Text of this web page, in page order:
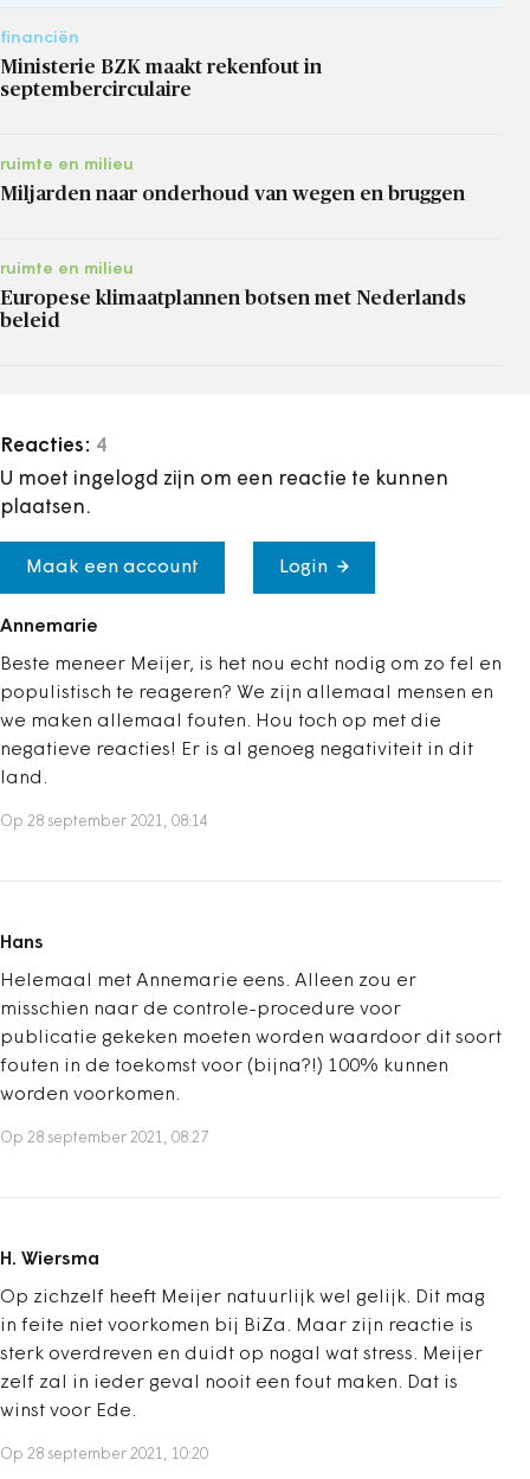
financiën
Ministerie BZK maakt rekenfout in
septembercirculaire
ruimte en milieu
Miljarden naar onderhoud van wegen en bruggen
ruimte en milieu
Europese klimaatplannen botsen met Nederlands
beleid
Reacties: 4
U moet ingelogd zijn om een reactie te kunnen
plaatsen.
Maak een account Login
Annemarie
Beste meneer Meijer, is het nou echt nodig om zo fel en
populistisch te reageren? We zijn allemaal mensen en
we maken allemaal fouten. Hou toch op met die
negatieve reacties! Er is al genoeg negativiteit in dit
land.
Op 28 september 2021, 08:14
Hans
Helemaal met Annemarie eens. Alleen zou er
misschien naar de controle-procedure voor
publicatie gekeken moeten worden waardoor dit soort
fouten in de toekomst voor (bijna?!) 100% kunnen
worden voorkomen.
Op 28 september 2021, 08:27
H. Wiersma
Op zichzelf heeft Meijer natuurlijk wel gelijk. Dit mag
in feite niet voorkomen bij BiZa. Maar zijn reactie is
sterk overdreven en duidt op nogal wat stress. Meijer
zelf zal in ieder geval nooit een fout maken. Dat is
winst voor Ede.
Op 28 september 2021, 10:20